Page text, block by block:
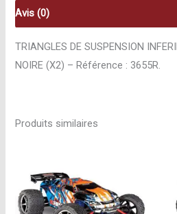
Noire
(x2)
3655R
Avis (0)
TRIANGLES DE SUSPENSION
NOIRE (X2) – Référence : 3655R.
Produits similaires